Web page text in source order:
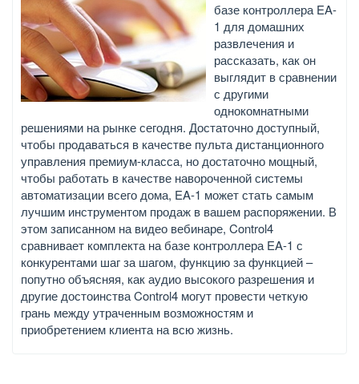
базе контроллера EA-
1 для домашних
развлечения и
рассказать, как он
выглядит в сравнении
с другими
однокомнатными
решениями на рынке сегодня. Достаточно доступный,
чтобы продаваться в качестве пульта дистанционного
управления премиум-класса, но достаточно мощный,
чтобы работать в качестве навороченной системы
автоматизации всего дома, EA-1 может стать самым
лучшим инструментом продаж в вашем распоряжении. В
этом записанном на видео вебинаре, Control4
сравнивает комплекта на базе контроллера EA-1 с
конкурентами шаг за шагом, функцию за функцией –
попутно объясняя, как аудио высокого разрешения и
другие достоинства Control4 могут провести четкую
грань между утраченным возможностям и
приобретением клиента на всю жизнь.